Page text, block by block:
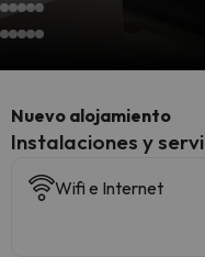
Nuevo alojamiento
Instalaciones y
Wifi e Internet